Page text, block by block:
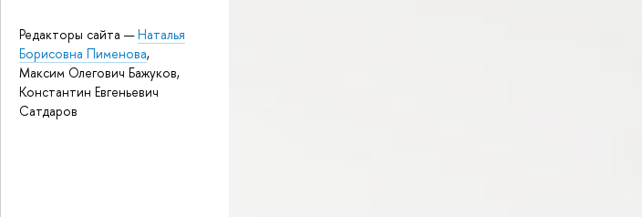
Редакторы сайта —Наталья
Борисовна Пименова,
Максим Олегович Бажуков,
Константин Евгеньевич
Сатдаров